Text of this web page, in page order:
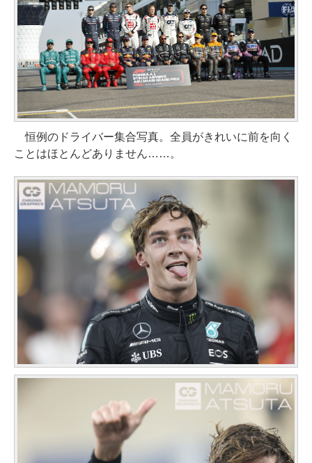
恒例のドライバー集合写真。全員がきれいに前を向く
ことはほとんどありません……。